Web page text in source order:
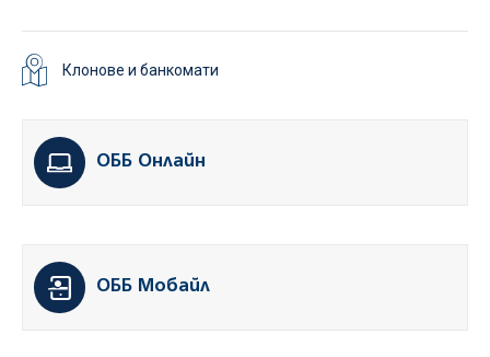
Клонове и банкомати
ОББ Онлайн
ОББ Мобайл